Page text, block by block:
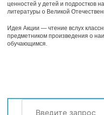
ценностей у детей и подростков
литературы о Великой
Идея Акции — чтение вслух
предметником произведения о
обучающимся.
СЕРВИСЫ